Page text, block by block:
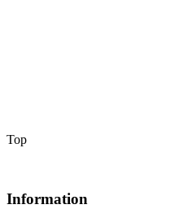
Top
Information